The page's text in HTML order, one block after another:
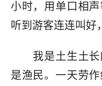
小时，用单口相声
听到游客连连叫好
我是土生土长
是渔民。一天劳